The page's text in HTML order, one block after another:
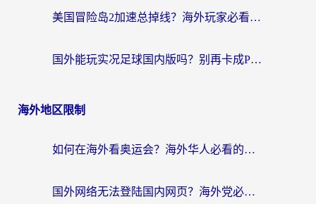
美国冒险岛2加速总掉线？海外玩家必看的国服游戏加速器选择指南
国外能玩实况足球国内版吗？别再卡成PPT！海外党国服游戏加速全攻略
海外地区限制
如何在海外看奥运会？海外华人必看的体育赛事直播终极指南
国外网络无法登陆国内网页？海外党必看：选对回国加速器实现无缝访问